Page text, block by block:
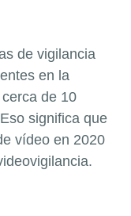
de vigilancia
en la
de 10
significa que
vídeo en 2020